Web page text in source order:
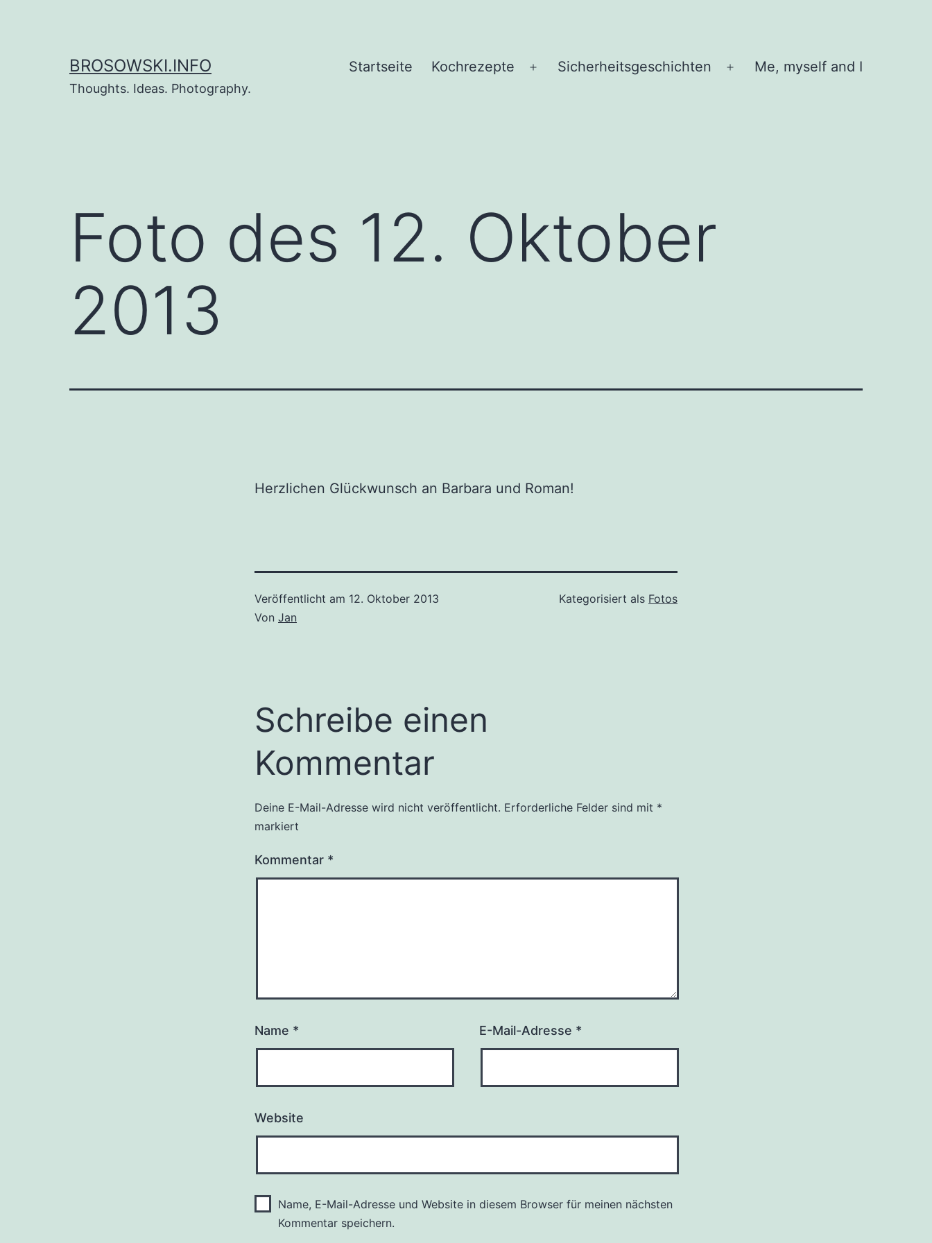
BROSOWSKI.INFO
Thoughts. Ideas. Photography.
Startseite Kochrezepte
Menü
Sicherheitsgeschichten
Menü
Me, myself and I
Foto des 12. Oktober
2013
Herzlichen Glückwunsch an Barbara und Roman!
Veröffentlicht am 12. Oktober 2013
Von Jan
Kategorisiert als Fotos
Schreibe einen
Kommentar
Deine E-Mail-Adresse wird nicht veröffentlicht. Erforderliche Felder sind mit *
markiert
Kommentar *
Name * E-Mail-Adresse *
Website
Name, E-Mail-Adresse und Website in diesem Browser für meinen nächsten
Kommentar speichern.